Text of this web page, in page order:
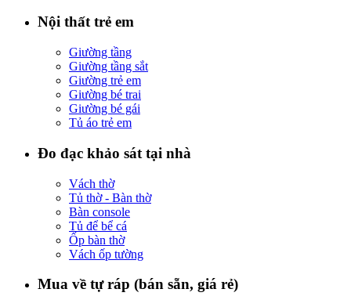
Nội thất trẻ em
Giường tầng
Giường tầng sắt
Giường trẻ em
Giường bé trai
Giường bé gái
Tủ áo trẻ em
Đo đạc khảo sát tại nhà
Vách thờ
Tủ thờ - Bàn thờ
Bàn console
Tủ để bể cá
Ốp bàn thờ
Vách ốp tường
Mua về tự ráp (bán sẵn, giá rẻ)